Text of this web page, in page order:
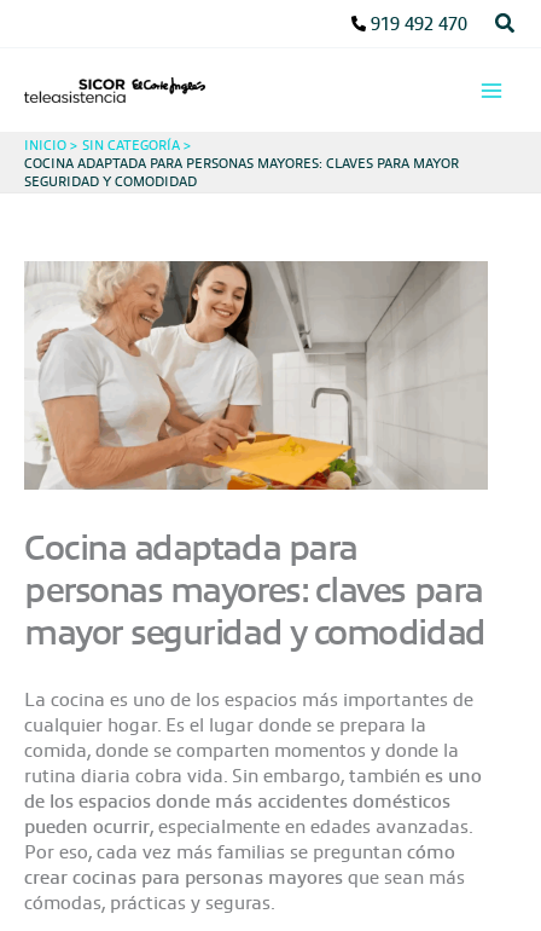
919 492 470
INICIO
SIN CATEGORÍA
COCINA ADAPTADA PARA PERSONAS MAYORES: CLAVES PARA MAYOR
SEGURIDAD Y COMODIDAD
Cocina adaptada para
personas mayores: claves para
mayor seguridad y comodidad
La cocina es uno de los espacios más importantes de
cualquier hogar. Es el lugar donde se prepara la
comida, donde se comparten momentos y donde la
rutina diaria cobra vida. Sin embargo, también es uno
de los espacios donde más accidentes domésticos
pueden ocurrir, especialmente en edades avanzadas.
Por eso, cada vez más familias se preguntan cómo
crear cocinas para personas mayores que sean más
cómodas, prácticas y seguras.